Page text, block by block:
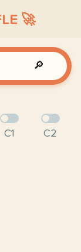
🚀
🔎
C1 C2